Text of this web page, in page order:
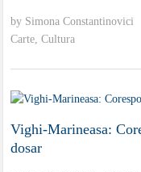
by Simona Constantinovici
Carte,Cultura
Vighi-Marineasa:
dosar